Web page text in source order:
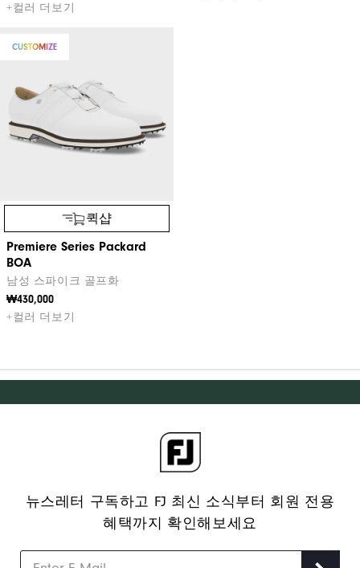
+컬러 더보기
CUSTOMIZE
퀵샵
Premiere Series Packard
BOA
남성 스파이크 골프화
₩430,000
+컬러 더보기
뉴스레터 구독하고 FJ 최신 소식부터 회원 전용
혜택까지 확인해보세요